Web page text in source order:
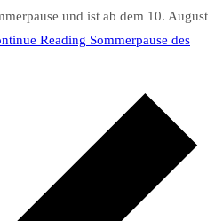
und ist ab dem 10. August
Reading Sommerpause des